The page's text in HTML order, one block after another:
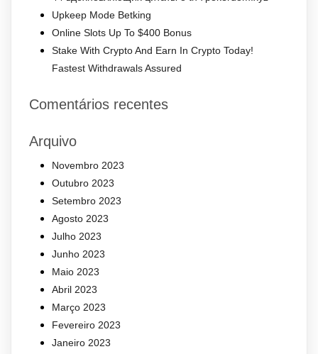
Upkeep Mode Betking
Online Slots Up To $400 Bonus
Stake With Crypto And Earn In Crypto Today!
Fastest Withdrawals Assured
Comentários recentes
Arquivo
Novembro 2023
Outubro 2023
Setembro 2023
Agosto 2023
Julho 2023
Junho 2023
Maio 2023
Abril 2023
Março 2023
Fevereiro 2023
Janeiro 2023